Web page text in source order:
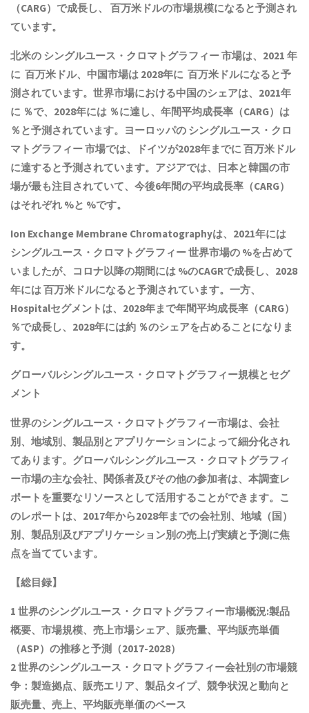
（CARG）で成長し、 百万米ドルの市場規模になると予測され
ています。
北米の シングルユース・クロマトグラフィー 市場は、2021 年
に 百万米ドル、中国市場は 2028年に 百万米ドルになると予
測されています。世界市場における中国のシェアは、2021年
に ％で、2028年には ％に達し、年間平均成長率（CARG）は
％と予測されています。ヨーロッパの シングルユース・クロ
マトグラフィー 市場では、ドイツが2028年までに 百万米ドル
に達すると予測されています。アジアでは、日本と韓国の市
場が最も注目されていて、今後6年間の平均成長率（CARG）
はそれぞれ %と %です。
Ion Exchange Membrane Chromatographyは、2021年には
シングルユース・クロマトグラフィー 世界市場の %を占めて
いましたが、コロナ以降の期間には %のCAGRで成長し、2028
年には 百万米ドルになると予測されています。一方、
Hospitalセグメントは、2028年まで年間平均成長率（CARG）
％で成長し、2028年には約 ％のシェアを占めることになりま
す。
グローバルシングルユース・クロマトグラフィー規模とセグ
メント
世界のシングルユース・クロマトグラフィー市場は、会社
別、地域別、製品別とアプリケーションによって細分化され
てあります。グローバルシングルユース・クロマトグラフィ
ー市場の主な会社、関係者及びその他の参加者は、本調査レ
ポートを重要なリソースとして活用することができます。こ
のレポートは、2017年から2028年までの会社別、地域（国）
別、製品別及びアプリケーション別の売上げ実績と予測に焦
点を当てています。
【総目録】
1 世界のシングルユース・クロマトグラフィー市場概況:製品
概要、市場規模、売上市場シェア、販売量、平均販売単価
（ASP）の推移と予測 （2017-2028）
2 世界のシングルユース・クロマトグラフィー会社別の市場競
争：製造拠点、販売エリア、製品タイプ、競争状況と動向と
販売量、売上、平均販売単価のベース